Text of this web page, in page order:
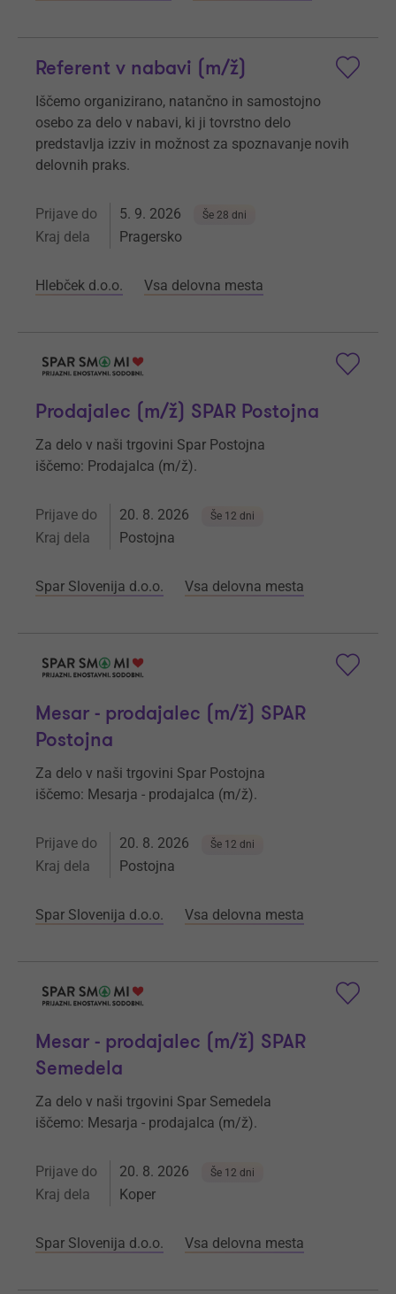
Referent v nabavi (m/ž)
Iščemo organizirano, natančno in samostojno
osebo za delo v nabavi, ki ji tovrstno delo
predstavlja izziv in možnost za spoznavanje novih
delovnih praks.
Prijave do 5. 9. 2026 Še 28 dni
Kraj dela Pragersko
Hlebček d.o.o. Vsa delovna mesta
Prodajalec (m/ž) SPAR Postojna
Za delo v naši trgovini Spar Postojna
iščemo: Prodajalca (m/ž).
Prijave do 20. 8. 2026 Še 12 dni
Kraj dela Postojna
Spar Slovenija d.o.o. Vsa delovna mesta
Mesar - prodajalec (m/ž) SPAR
Postojna
Za delo v naši trgovini Spar Postojna
iščemo: Mesarja - prodajalca (m/ž).
Prijave do 20. 8. 2026 Še 12 dni
Kraj dela Postojna
Spar Slovenija d.o.o. Vsa delovna mesta
Mesar - prodajalec (m/ž) SPAR
Semedela
Za delo v naši trgovini Spar Semedela
iščemo: Mesarja - prodajalca (m/ž).
Prijave do 20. 8. 2026 Še 12 dni
Kraj dela Koper
Spar Slovenija d.o.o. Vsa delovna mesta